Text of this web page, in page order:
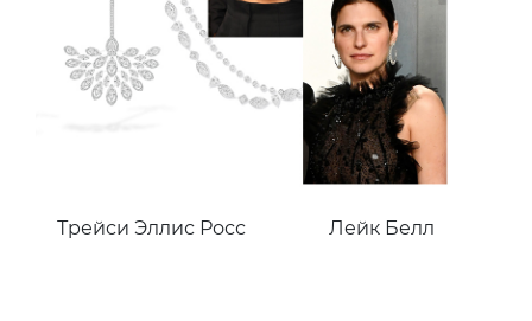
Трейси Эллис Росс Лейк Белл